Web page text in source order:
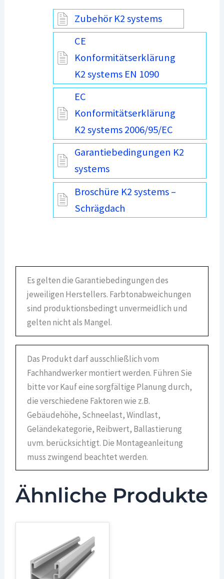
Zubehör K2 systems
CE
Konformitätserklärung
K2 systems EN 1090
EC
Konformitätserklärung
K2 systems 2006/95/EC
Garantiebedingungen K2
systems
Broschüre K2 systems –
Schrägdach
Es gelten die Garantiebedingungen des
jeweiligen Herstellers. Farbtonabweichungen
sind produktionsbedingt unvermeidlich und
gelten nicht als Mangel.
Das Produkt darf ausschließlich vom
Fachhandwerker montiert werden. Führen Sie
bitte vor Kauf eine sorgfältige Planung durch,
die verschiedene Faktoren wie z.B.
Gebäudehöhe, Schneelast, Windlast,
Geländekategorie, Reibwert, Ballastierung
uvm. berücksichtigt. Die Montageanleitung
muss zwingend beachtet werden.
Ähnliche Produkte